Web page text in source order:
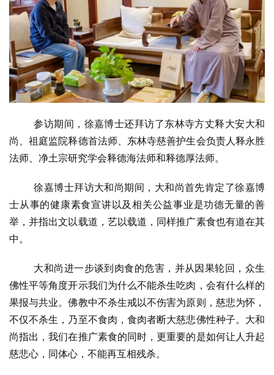
参访期间，徐嘉博士还拜访了东林寺方丈释大安大和
尚、祖庭监院释德首法师、东林寺慈善护生会负责人释永胜
法师、净土宗研究学会释德海法师和释德厚法师。
徐嘉博士拜访大和尚期间，大和尚首先肯定了徐嘉博
士从事的健康素食宣讲以及相关公益事业是功德无量的善
举，并指出文以载道，艺以载道，同样推广素食也有道在其
中。
大和尚进一步谈到肉食的危害，并从因果轮回，众生
佛性平等角度开示我们为什么不能杀生吃肉，会有什么样的
果报与共业。佛教中不杀生戒以不伤害为原则，慈悲为怀，
不仅不杀生，乃至不食肉，食肉者断大慈悲佛性种子。大和
尚指出，我们在推广素食的同时，更重要的是如何让人升起
慈悲心，同体心，不能再互相残杀。